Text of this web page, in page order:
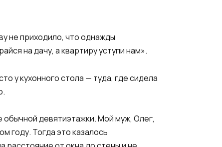
не приходило, что однажды
на дачу, а квартиру уступи нам».
у кухонного стола — туда, где сидела
девятиэтажки. Мой муж, Олег,
году. Тогда это казалось